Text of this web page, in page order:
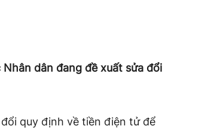
dân đang đề xuất sửa đổi
quy định về tiền điện tử để